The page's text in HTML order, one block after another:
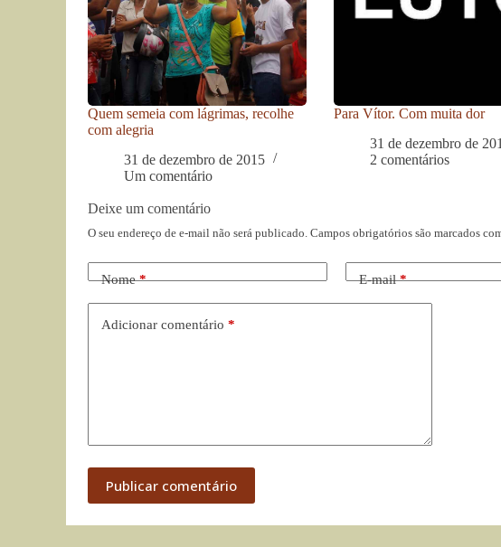
Quem semeia com lágrimas, recolhe
com alegria
31 de dezembro de 2015
Um comentário
Para Vítor. Com muita dor
31 de dezembro de
2 comentários
Deixe um comentário
O seu endereço de e-mail não será publicado. Campos obrigatórios são marcados
Nome* E-mail*
Adicionar comentário *
Publicar comentário